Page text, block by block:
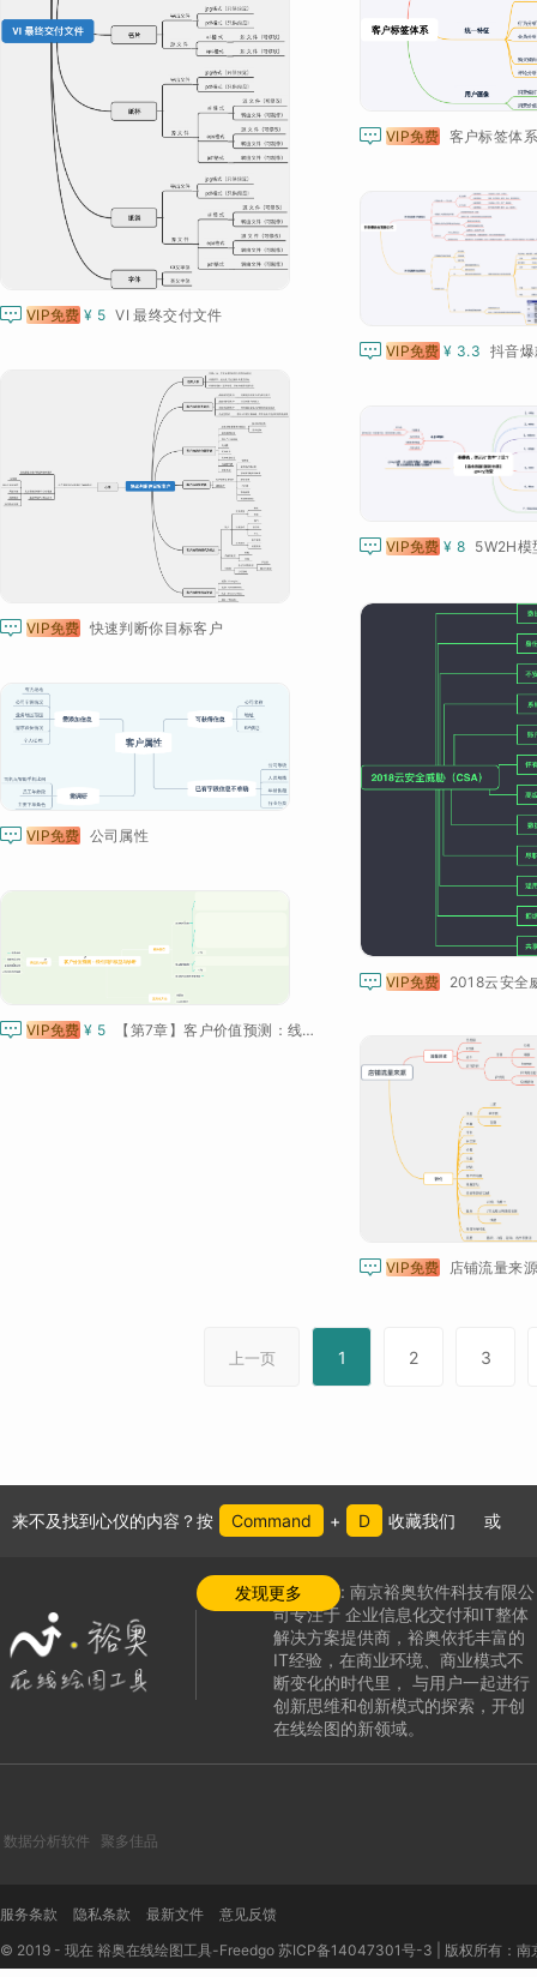
 VIP免费 ¥ 5 VI 最终交付文件
 VIP免费 客户标签体
 VIP免费 ¥ 3.3 抖音
 VIP免费 快速判断你目标客户
 VIP免费 ¥ 8
 VIP免费 2018云安全
 VIP免费 公司属性
 VIP免费 ¥ 5 【第7章】客户价值预测：线性回归模型与诊断
 VIP免费 店铺流量来
上一页 1 2 3
来不及找到心仪的内容？按 Command + D 收藏我们 或
发现更多公司介绍:南京裕奥软件科技有限公
司专注于 企业信息化交付和IT整体
解决方案提供商，裕奥依托丰富的
IT经验，在商业环境、商业模式不
断变化的时代里，
与用户一起进行
创新思维和创新模式的探索，开创
在线绘图的新领域。
数据分析软件 聚多佳品
服务条款 隐私条款 最新文件
意见反馈
© 2019 - 现在 裕奥在线绘图工具-Freedgo 苏ICP备14047301号-3 版权所有：南